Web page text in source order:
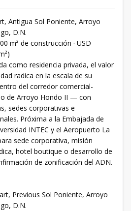
Antigua Sol Poniente, Arroyo
D.N.
m² de construcción · USD
como residencia privada, el valor
radica en la escala de su
del corredor comercial-
de Arroyo Hondo II — con
sedes corporativas e
Próxima a la Embajada de
INTEC y el Aeropuerto La
sede corporativa, misión
hotel boutique o desarrollo de
de zonificación del ADN.
Previous Sol Poniente, Arroyo
D.N.